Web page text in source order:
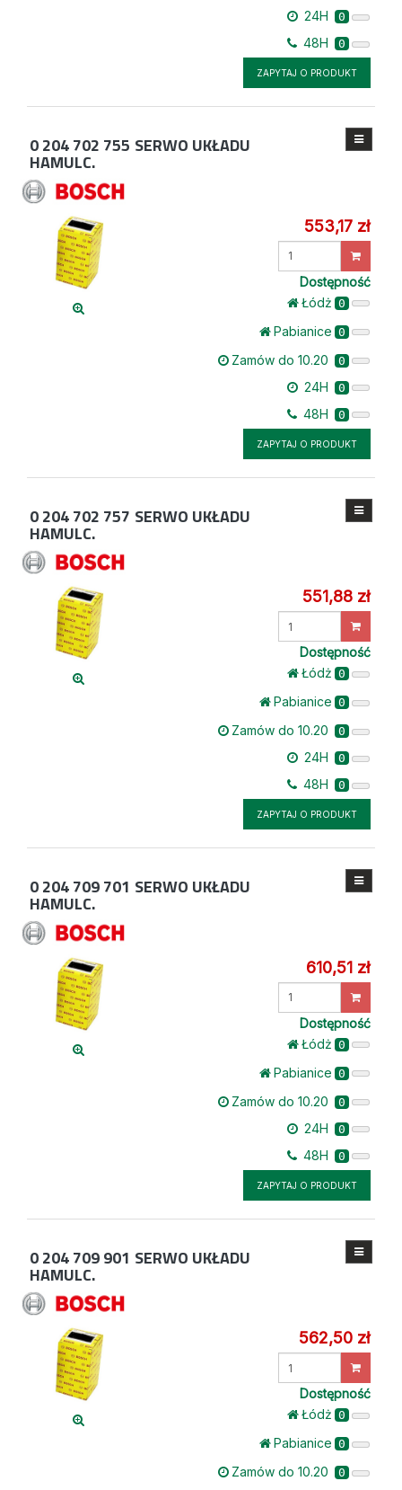
24H 0
48H 0
ZAPYTAJ O PRODUKT
0 204 702 755 SERWO UKŁADU
HAMULC.
553,17 zł
Wprowadź
Dostępność
Łódż 0
Pabianice 0
Zamów do 10.20 0
24H 0
48H 0
ZAPYTAJ O PRODUKT
0 204 702 757 SERWO UKŁADU
HAMULC.
551,88 zł
Dostępność
Łódż 0
Pabianice 0
Zamów do 10.20 0
24H 0
48H 0
ZAPYTAJ O PRODUKT
0 204 709 701 SERWO UKŁADU
HAMULC.
610,51 zł
Wprowadź
Dostępność
Łódż 0
Pabianice 0
Zamów do 10.20 0
24H 0
48H 0
ZAPYTAJ O PRODUKT
0 204 709 901 SERWO UKŁADU
HAMULC.
562,50 zł
Dostępność
Łódż 0
Pabianice 0
Zamów do 10.20 0